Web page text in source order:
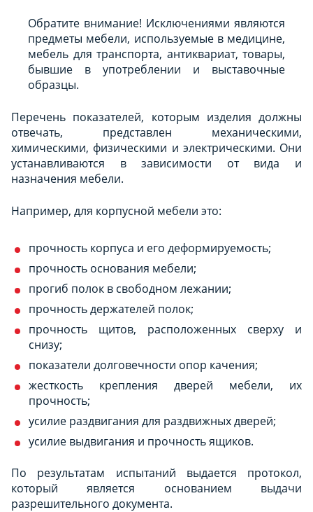
Обратите внимание! Исключениями являются
предметы мебели, используемые в медицине,
мебель для транспорта, антиквариат, товары,
бывшие в употреблении и выставочные
образцы.
Перечень показателей, которым изделия должны
отвечать, представлен механическими,
химическими, физическими и электрическими. Они
устанавливаются в зависимости от вида и
назначения мебели.
Например, для корпусной мебели это:
прочность корпуса и его деформируемость;
прочность основания мебели;
прогиб полок в свободном лежании;
прочность держателей полок;
прочность щитов, расположенных сверху и
снизу;
показатели долговечности опор качения;
жесткость крепления дверей мебели, их
прочность;
усилие раздвигания для раздвижных дверей;
усилие выдвигания и прочность ящиков.
По результатам испытаний выдается протокол,
который является основанием выдачи
разрешительного документа.